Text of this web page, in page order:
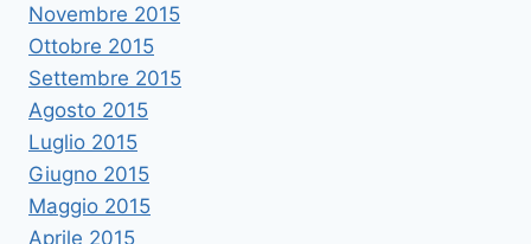
Novembre 2015
Ottobre 2015
Settembre 2015
Agosto 2015
Luglio 2015
Giugno 2015
Maggio 2015
Aprile 2015